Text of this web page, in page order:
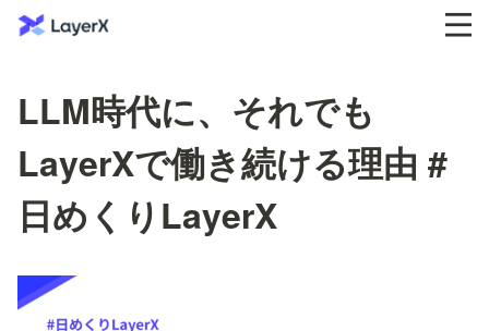
LLM時代に、それでも
LayerXで働き続ける理由 #
日めくりLayerX